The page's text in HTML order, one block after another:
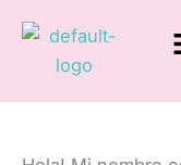
contenido